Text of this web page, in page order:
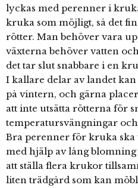
lyckas med perenner i
kruka som möjligt, så det
rötter. Man behöver vara
växterna behöver vatten
det tar slut snabbare i en
I kallare delar av landet
på vintern, och gärna
att inte utsätta rötterna för
temperatursvängningar
Bra perenner för kruka ska
med hjälp av lång
att ställa flera krukor
liten trädgård som kan